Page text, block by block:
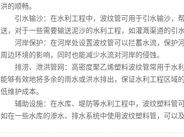
洪的顺畅。
引水输沙：在水利工程中，波纹管可用于引水输沙，帮
送，对于一些需要输送泥沙的水利工程，如灌溉渠道的引
河岸保护：在河岸处设置波纹管可以拦蓄水流，保护河
周边环境的影响，同时也能减少水流对河岸的侵蚀。
排涝、泄洪管网：高密度聚乙烯塑料波纹管常用于水利
能够有效地将多余的雨水或洪水排出，保证水利工程区域
低维护成本。
辅助设施：在水库、堤防等水利工程中，波纹塑料管可
如在一些水库的渗水、排水系统中使用波纹塑料管，可以